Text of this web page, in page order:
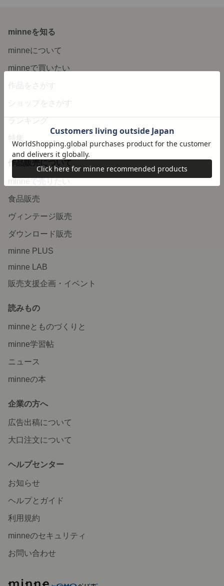
minneを知る
minneについて
minneで買いたい
作品をさがす
ショップをさがす
ランキング
特集
作品販売について
minneで売りたい
食品販売
ヴィンテージ販売
ダウンロード販売
minne PLUS
minne LAB
販売支援企画・イベント
読みもの
minneとものづくりと
minne学習帖
ニュース
minneの本
企業の方へ
広告出稿について
大口注文について
ヘルプセンター
お知らせ
ヘルプとガイド
利用規約
minneのセキュリティ
お問い合わせ